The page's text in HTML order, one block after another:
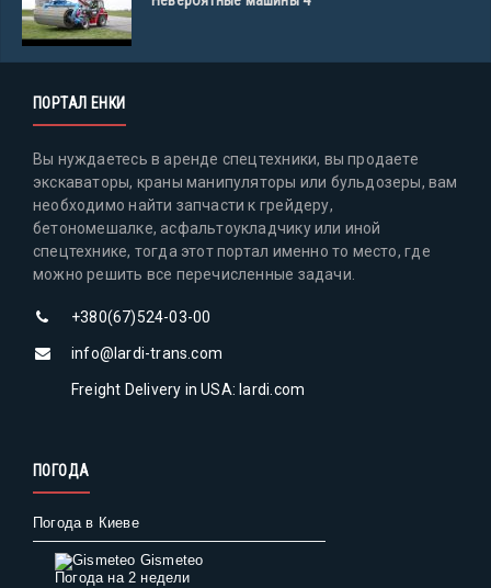
ПОРТАЛ ЕНКИ
Вы нуждаетесь в аренде спецтехники, вы продаете
экскаваторы, краны манипуляторы или бульдозеры, вам
необходимо найти запчасти к грейдеру,
бетономешалке, асфальтоукладчику или иной
спецтехнике, тогда этот портал именно то место, где
можно решить все перечисленные задачи.
+380(67)524-03-00
info@lardi-trans.com
Freight Delivery in USA: lardi.com
ПОГОДА
Погода в Киеве
Gismeteo
Погода на 2 недели